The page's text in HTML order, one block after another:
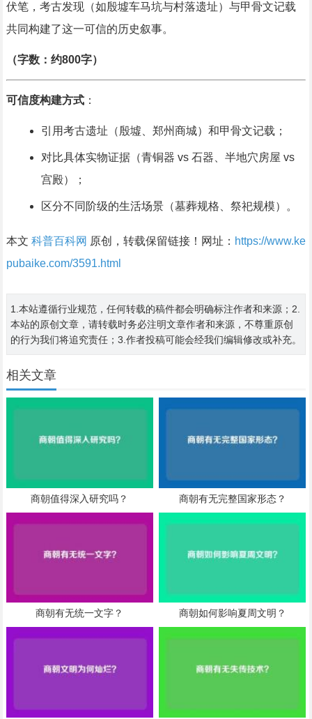
伏笔，考古发现（如殷墟车马坑与村落遗址）与甲骨文记载
共同构建了这一可信的历史叙事。
（字数：约800字）
可信度构建方式：
引用考古遗址（殷墟、郑州商城）和甲骨文记载；
对比具体实物证据（青铜器 vs 石器、半地穴房屋 vs
宫殿）；
区分不同阶级的生活场景（墓葬规格、祭祀规模）。
本文 科普百科网 原创，转载保留链接！网址： https://www.ke
pubaike.com/3591.html
1.本站遵循行业规范，任何转载的稿件都会明确标注作者和来源；2.
本站的原创文章，请转载时务必注明文章作者和来源，不尊重原创
的行为我们将追究责任；3.作者投稿可能会经我们编辑修改或补充。
相关文章
商朝值得深入研究吗？ 商朝有无完整国家形态？
商朝有无统一文字？ 商朝如何影响夏周文明？